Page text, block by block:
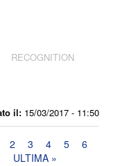
il: 15/03/2017 - 11:50
RECOGNITION
2 3 4 5
6
ULTIMA »